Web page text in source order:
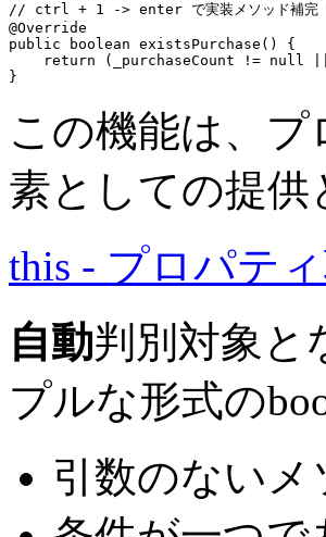
// ctrl + 1 -> enter で実装メソッド補
@Override
public boolean existsPurchase() {
return (_purchaseCount != null ||
この機能は、
素としての提供
this - プロパテ
自動判別対象と
プルな形式の
引数のない